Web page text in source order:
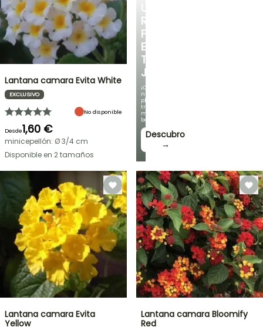
UN
RINCÓN
FRESCO
EN
TU
JARDÍN
¡Con
nuestras
plantas
trepadoras
más
bonitas!
Descubro
→
Lantana camara Evita White
EXCLUSIVO
No disponible
Desde1,60 €
minicepellón: Ø 3/4 cm
Disponible en 2 tamaños
Lantana camara Evita
Yellow
Lantana camara Bloomify
Red